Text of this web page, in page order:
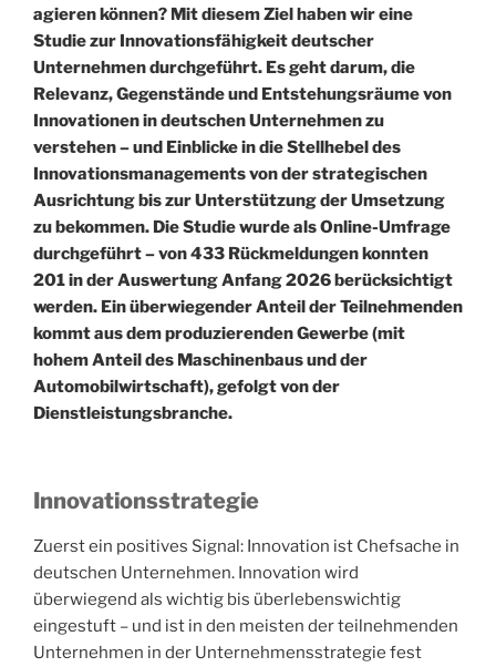
agieren können? Mit diesem Ziel haben wir eine
Studie zur Innovationsfähigkeit deutscher
Unternehmen durchgeführt. Es geht darum, die
Relevanz, Gegenstände und Entstehungsräume von
Innovationen in deutschen Unternehmen zu
verstehen – und Einblicke in die Stellhebel des
Innovationsmanagements von der strategischen
Ausrichtung bis zur Unterstützung der Umsetzung
zu bekommen. Die Studie wurde als Online-Umfrage
durchgeführt – von 433 Rückmeldungen konnten
201 in der Auswertung Anfang 2026 berücksichtigt
werden. Ein überwiegender Anteil der Teilnehmenden
kommt aus dem produzierenden Gewerbe (mit
hohem Anteil des Maschinenbaus und der
Automobilwirtschaft), gefolgt von der
Dienstleistungsbranche.
Innovationsstrategie
Zuerst ein positives Signal: Innovation ist Chefsache in
deutschen Unternehmen. Innovation wird
überwiegend als wichtig bis überlebenswichtig
eingestuft – und ist in den meisten der teilnehmenden
Unternehmen in der Unternehmensstrategie fest